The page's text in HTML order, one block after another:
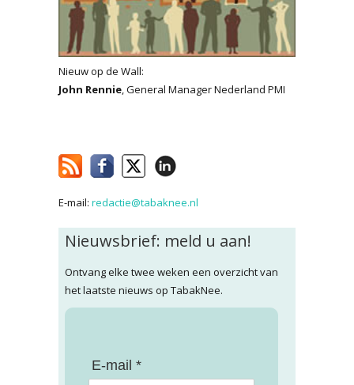
Nieuw op de Wall:
John Rennie, General Manager Nederland PMI
E-mail: redactie@tabaknee.nl
Nieuwsbrief: meld u aan!
Ontvang elke twee weken een overzicht van
het laatste nieuws op TabakNee.
E-mail *